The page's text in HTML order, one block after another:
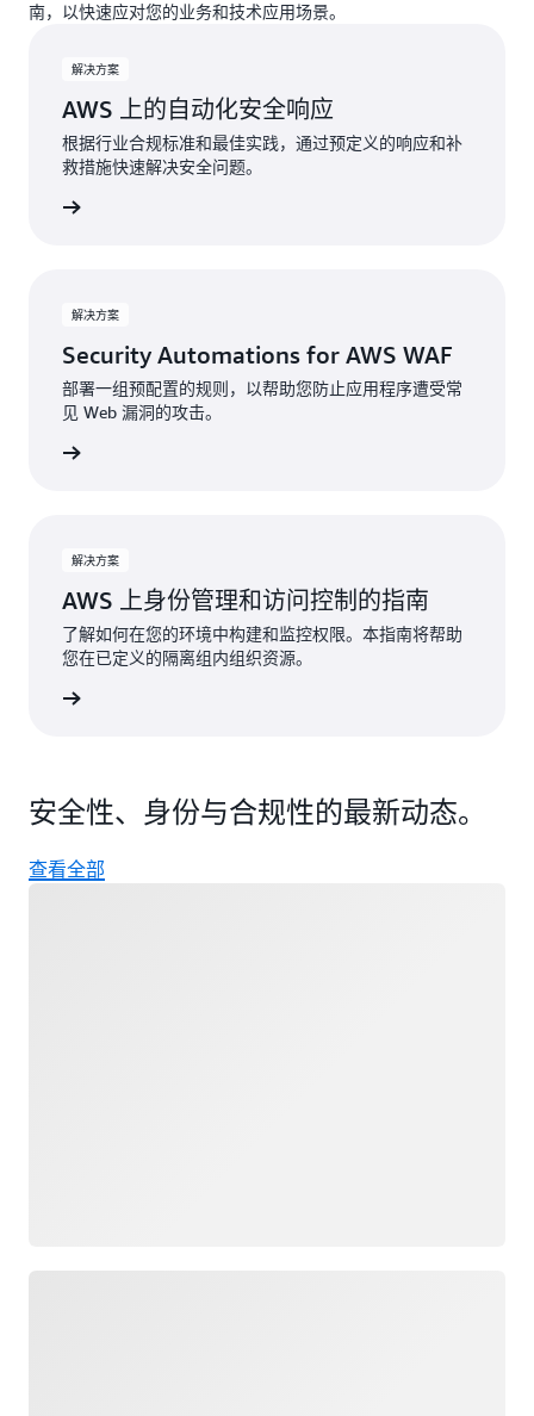
南，以快速应对您的业务和技术应用场景。
解决方案
AWS 上的自动化安全响应
根据行业合规标准和最佳实践，通过预定义的响应和补
救措施快速解决安全问题。
解决方案
Security Automations for AWS WAF
部署一组预配置的规则，以帮助您防止应用程序遭受常
见 Web 漏洞的攻击。
解决方案
AWS 上身份管理和访问控制的指南
了解如何在您的环境中构建和监控权限。本指南将帮助
您在已定义的隔离组内组织资源。
安全性、身份与合规性的最新动态。
查看全部